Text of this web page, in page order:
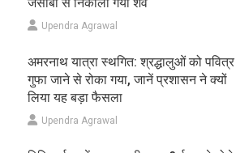
जेसीबी से निकाला गया शव
Upendra Agrawal
अमरनाथ यात्रा स्थगित: श्रद्धालुओं को पवित्र
गुफा जाने से रोका गया, जानें प्रशासन ने क्यों
लिया यह बड़ा फैसला
Upendra Agrawal